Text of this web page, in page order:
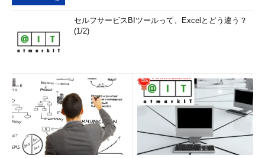
セルフサービスBIツールって、Excelとどう違う？
(1/2)